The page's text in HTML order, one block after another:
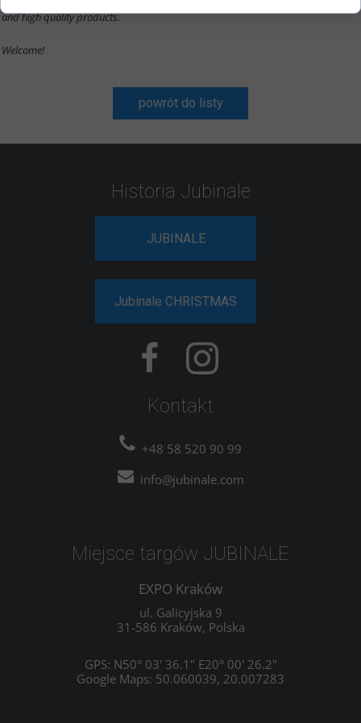
and high quality products.
Welcome!
powrót do listy
Historia Jubinale
Kontakt
+48 58 520 90 99
info@jubinale.com
Miejsce targów JUBINALE
EXPO Kraków
ul. Galicyjska 9
31-586 Kraków, Polska
GPS: N50° 03' 36.1" E20° 00' 26.2"
Google Maps: 50.060039, 20.007283
Jubinale CHRISTMAS
JUBINALE